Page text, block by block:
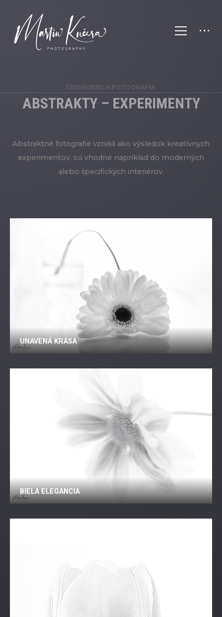
ČIERNOBIELA FOTOGRAFIA
ABSTRAKTY – EXPERIMENTY
Abstraktné fotografie vznikli ako výsledok kreatívnych
experimentov, sú vhodné napríklad do moderných
alebo špecifických interiérov.
UNAVENÁ KRÁSA
BIELA ELEGANCIA